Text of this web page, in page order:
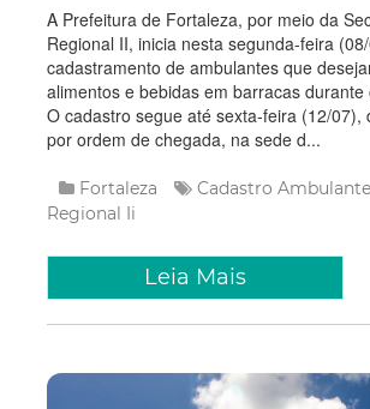
A Prefeitura de Fortaleza, por meio da
Regional II, inicia nesta segunda-feira
cadastramento de ambulantes que
alimentos e bebidas em barracas durante
O cadastro segue até sexta-feira (12/07),
por ordem de chegada, na sede d...
Fortaleza Cadastro
Regional Ii
Leia Mais